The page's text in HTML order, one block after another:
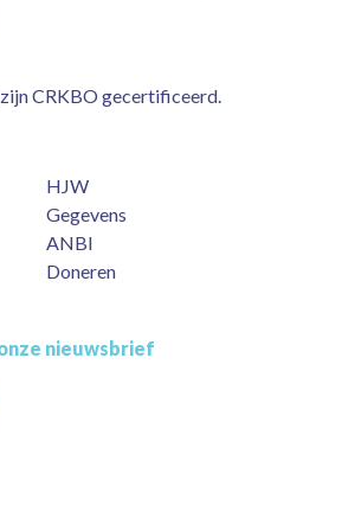
CRKBO gecertificeerd.
HJW
Gegevens
ANBI
Doneren
nieuwsbrief